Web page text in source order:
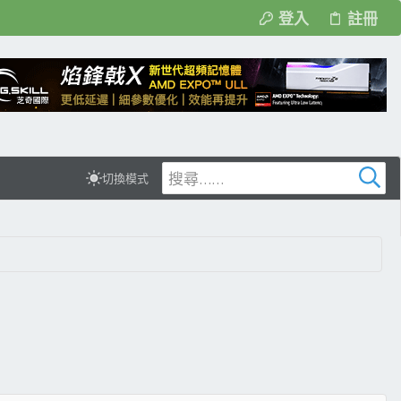
登入 註冊
切換模式